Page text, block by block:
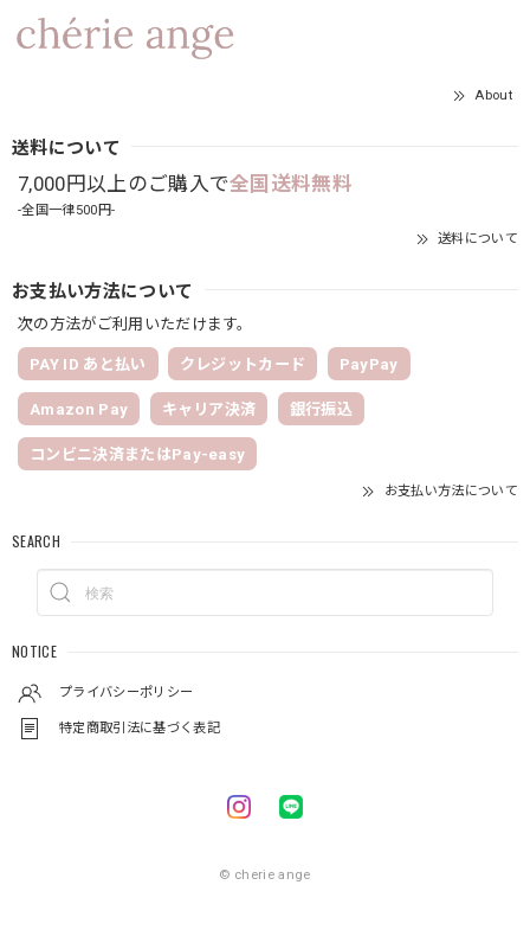
About
送料について
7,000円以上のご購入で全国送料無料
-全国一律500円-
送料について
お支払い方法について
次の方法がご利用いただけます。
PAY ID あと払い クレジットカード PayPay
Amazon Pay キャリア決済 銀行振込
コンビニ決済またはPay-easy
お支払い方法について
SEARCH
NOTICE
プライバシーポリシー
特定商取引法に基づく表記
© cherie ange